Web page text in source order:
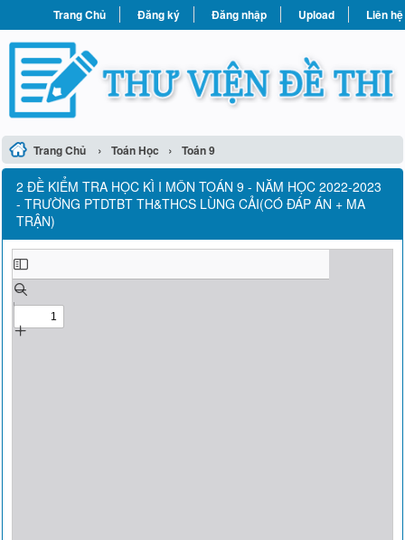
Trang Chủ Đăng ký Đăng nhập Upload Liên hệ
Trang Chủ › Toán Học › Toán 9
2 ĐỀ KIỂM TRA HỌC KÌ I MÔN TOÁN 9 - NĂM HỌC 2022-2023
- TRƯỜNG PTDTBT TH&THCS LÙNG CẢI(CÓ ĐÁP ÁN + MA
TRẬN)